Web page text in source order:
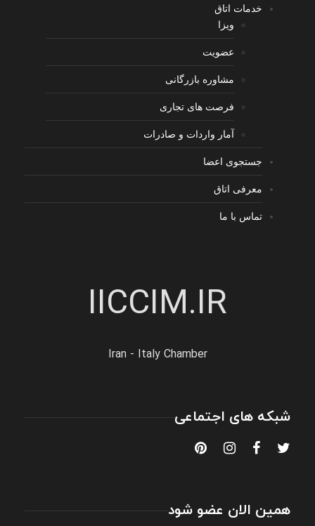
خدمات اتاق
ویزا
عضویت
مشاوره بازرگانی
فرصت های تجاری
آمار واردات و صادرات
جستجوی اعضا
معرفی اتاق
تماس با ما
IICCIM.IR
Iran - Italy Chamber
شبکه های اجتماعی
همین الان عضو شود